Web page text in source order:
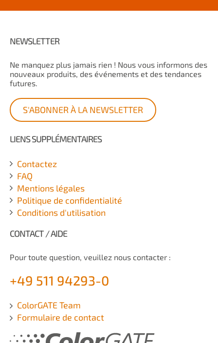
NEWSLETTER
Ne manquez plus jamais rien ! Nous vous informons des
nouveaux produits, des événements et des tendances
futures.
S'ABONNER À LA NEWSLETTER
LIENS SUPPLÉMENTAIRES
Contactez
FAQ
Mentions légales
Politique de confidentialité
Conditions d'utilisation
CONTACT / AIDE
Pour toute question, veuillez nous contacter :
+49 511 94293-0
ColorGATE Team
Formulaire de contact